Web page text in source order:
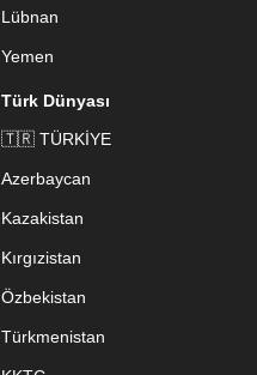
Lübnan
Yemen
Türk Dünyası
🇹🇷 TÜRKİYE
Azerbaycan
Kazakistan
Kırgızistan
Özbekistan
Türkmenistan